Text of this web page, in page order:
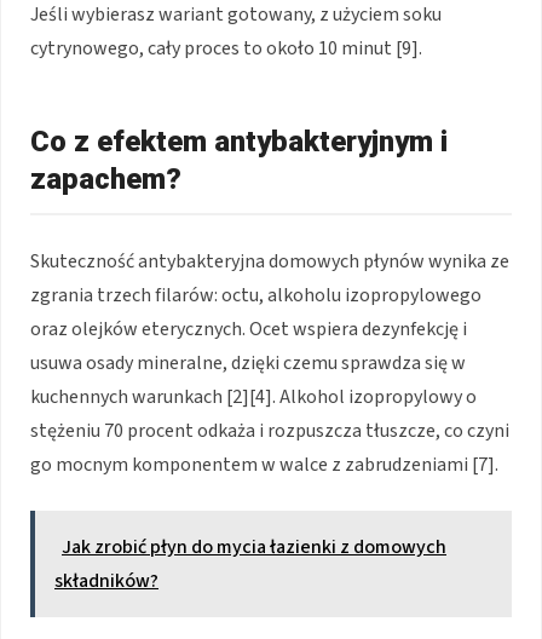
Jeśli wybierasz wariant gotowany, z użyciem soku
cytrynowego, cały proces to około 10 minut [9].
Co z efektem antybakteryjnym i
zapachem?
Skuteczność antybakteryjna domowych płynów wynika ze
zgrania trzech filarów: octu, alkoholu izopropylowego
oraz olejków eterycznych. Ocet wspiera dezynfekcję i
usuwa osady mineralne, dzięki czemu sprawdza się w
kuchennych warunkach [2][4]. Alkohol izopropylowy o
stężeniu 70 procent odkaża i rozpuszcza tłuszcze, co czyni
go mocnym komponentem w walce z zabrudzeniami [7].
Jak zrobić płyn do mycia łazienki z domowych
składników?